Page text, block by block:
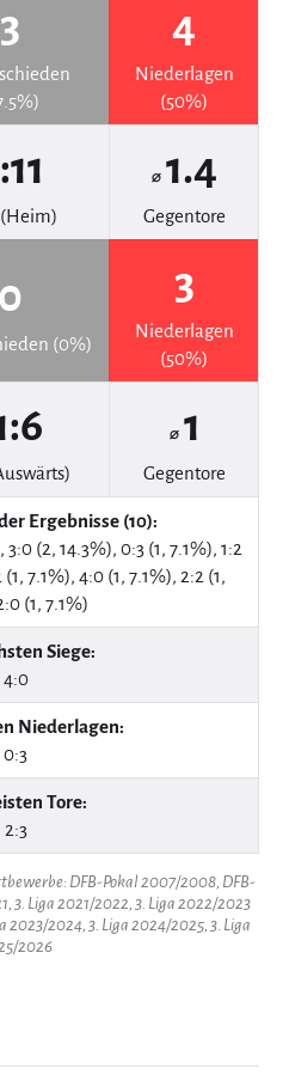
3 4
Niederlagen
(50%)
⌀ 1.4
Gegentore
0
(0%)
3
Niederlagen
(50%)
⌀ 1
Gegentore
Ergebnisse (10):
3:0 (2, 14.3%), 0:3 (1, 7.1%), 1:2
7.1%), 4:0 (1, 7.1%), 2:2 (1,
(1, 7.1%)
Siege:
4:0
Niederlagen:
0:3
Tore:
2:3
DFB-Pokal 2007/2008, DFB-
3. Liga 2021/2022, 3. Liga 2022/2023
2023/2024, 3. Liga 2024/2025, 3. Liga
2026